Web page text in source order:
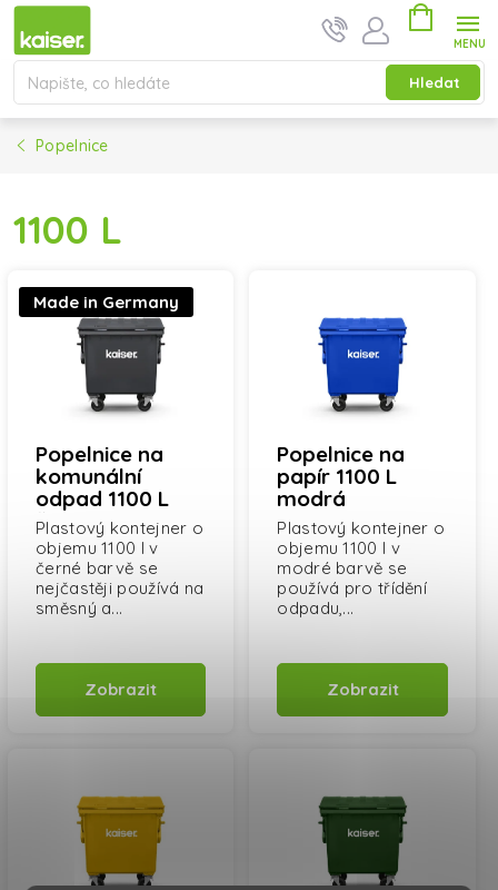
Přejít na obsah
Hledat
Nákupní
Popelnice
1100 L
Výpis produktů
Made in Germany
Popelnice na
komunální
odpad 1100 L
černá
Zobrazit
Plastový kontejner o
objemu 1100 l v
černé barvě se
nejčastěji používá na
směsný a...
Popelnice na
papír 1100 L
modrá
Zobrazit
Plastový kontejner o
objemu 1100 l v
modré barvě se
používá pro třídění
odpadu,...